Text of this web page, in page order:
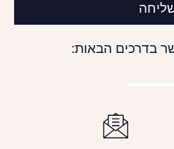
בדרכים הבאות: